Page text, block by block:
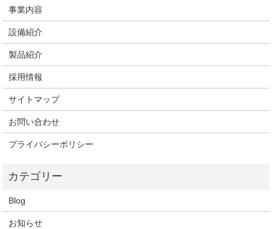
事業内容
設備紹介
製品紹介
採用情報
サイトマップ
お問い合わせ
プライバシーポリシー
Blog
お知らせ